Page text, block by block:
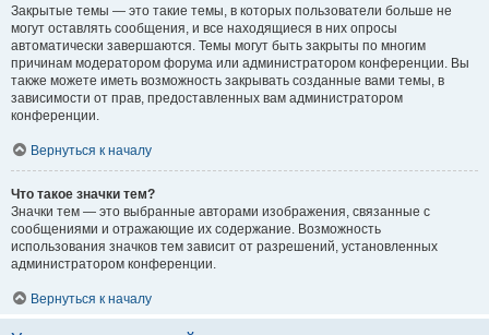
Закрытые темы — это такие темы, в которых пользователи больше не
могут оставлять сообщения, и все находящиеся в них опросы
автоматически завершаются. Темы могут быть закрыты по многим
причинам модератором форума или администратором конференции. Вы
также можете иметь возможность закрывать созданные вами темы, в
зависимости от прав, предоставленных вам администратором
конференции.
Вернуться к началу
Что такое значки тем?
Значки тем — это выбранные авторами изображения, связанные с
сообщениями и отражающие их содержание. Возможность
использования значков тем зависит от разрешений, установленных
администратором конференции.
Вернуться к началу